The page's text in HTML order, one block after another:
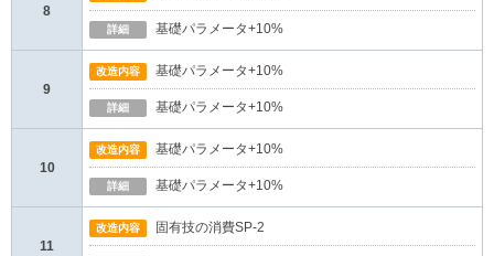
8
詳細 基礎パラメータ+10%
9
改造内容 基礎パラメータ+10%
詳細 基礎パラメータ+10%
10
改造内容 基礎パラメータ+10%
詳細 基礎パラメータ+10%
11
改造内容 固有技の消費SP-2